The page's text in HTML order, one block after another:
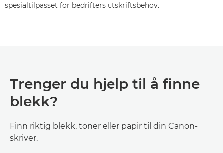
spesialtilpasset for bedrifters utskriftsbehov.
Trenger du hjelp til å finne
blekk?
Finn riktig blekk, toner eller papir til din Canon-
skriver.